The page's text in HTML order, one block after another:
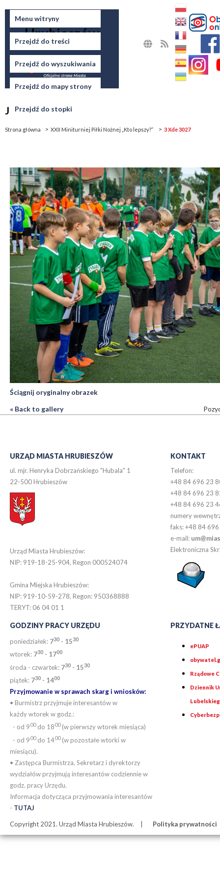
Menu witryny
Przejdź do treści
Przejdź do wyszukiwania
Przejdź do mapy strony
Przejdź do stopki
Miasto
Hrubieszów
Jesteś tutaj
Strona główna XXII Miniturniej Piłki Nożnej „Kto lepszy?” 3 Xde 3027
Ściągnij oryginalny obrazek
« Back to gallery
URZĄD MIASTA HRUBIESZÓW
ul. mjr. Henryka Dobrzańskiego "Hubala" 1
22-500 Hrubieszów
Urząd Miasta Hrubieszów:
NIP: 919-18-25-904, Regon 000524074
Gmina Miejska Hrubieszów:
NIP: 919-10-59-278, Regon: 950368888
TERYT: 06 04 01 1
KONTAKT
Telefon:
+48 84 696 23
+48 84 696 23
+48 84 696 23
numery
faks: +48 84
e-mail:
Elektroniczna
GODZINY PRACY URZĘDU
poniedziałek: 730 - 1530
wtorek: 730 - 1700
środa - czwartek: 730 - 1530
piątek: 730 - 1400
Przyjmowanie w sprawach skarg i wniosków:
• Burmistrz przyjmuje interesantów w
każdy wtorek w godz.:
- od 900do 1800(w pierwszy wtorek miesiąca)
- od 900do 1400(w pozostałe wtorki w
miesiącu).
• Zastępca Burmistrza, Sekretarz i dyrektorzy
wydziałów przyjmują interesantów codziennie w
godz. pracy Urzędu.
Informacja dotycząca przyjmowania interesantów
- TUTAJ
PRZYDATNE
ePUAP
Rządowe
Dziennik
Copyright 2021. Urząd Miasta Hrubieszów. Polityka prywatności